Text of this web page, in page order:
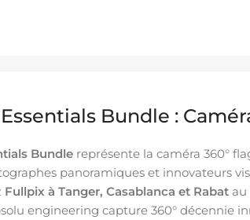
Essentials Bundle :
Bundle représente la caméra 360°
panoramiques et innovateurs
Fullpix à Tanger, Casablanca et Rabat au
engineering capture 360° décennie